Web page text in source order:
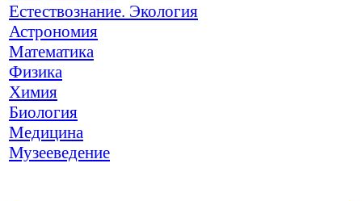
Естествознание. Экология
Астрономия
Математика
Физика
Химия
Биология
Медицина
Музееведение